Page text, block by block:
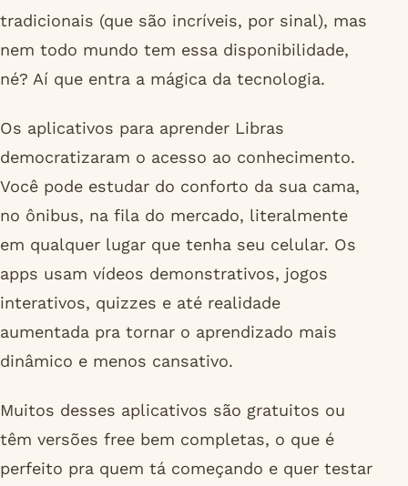
tradicionais (que são incríveis, por sinal), mas
nem todo mundo tem essa disponibilidade,
né? Aí que entra a mágica da tecnologia.
Os aplicativos para aprender Libras
democratizaram o acesso ao conhecimento.
Você pode estudar do conforto da sua cama,
no ônibus, na fila do mercado, literalmente
em qualquer lugar que tenha seu celular. Os
apps usam vídeos demonstrativos, jogos
interativos, quizzes e até realidade
aumentada pra tornar o aprendizado mais
dinâmico e menos cansativo.
Muitos desses aplicativos são gratuitos ou
têm versões free bem completas, o que é
perfeito pra quem tá começando e quer testar